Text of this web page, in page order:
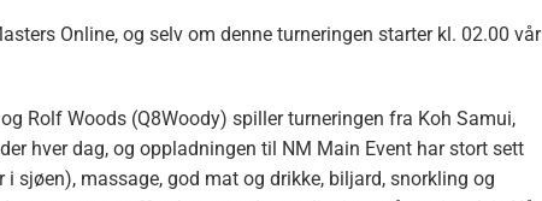
Online, og selv om denne turneringen starter kl. 02.00 vår
Rolf Woods (Q8Woody) spiller turneringen fra Koh Samui,
hver dag, og oppladningen til NM Main Event har stort sett
sjøen), massage, god mat og drikke, biljard, snorkling og